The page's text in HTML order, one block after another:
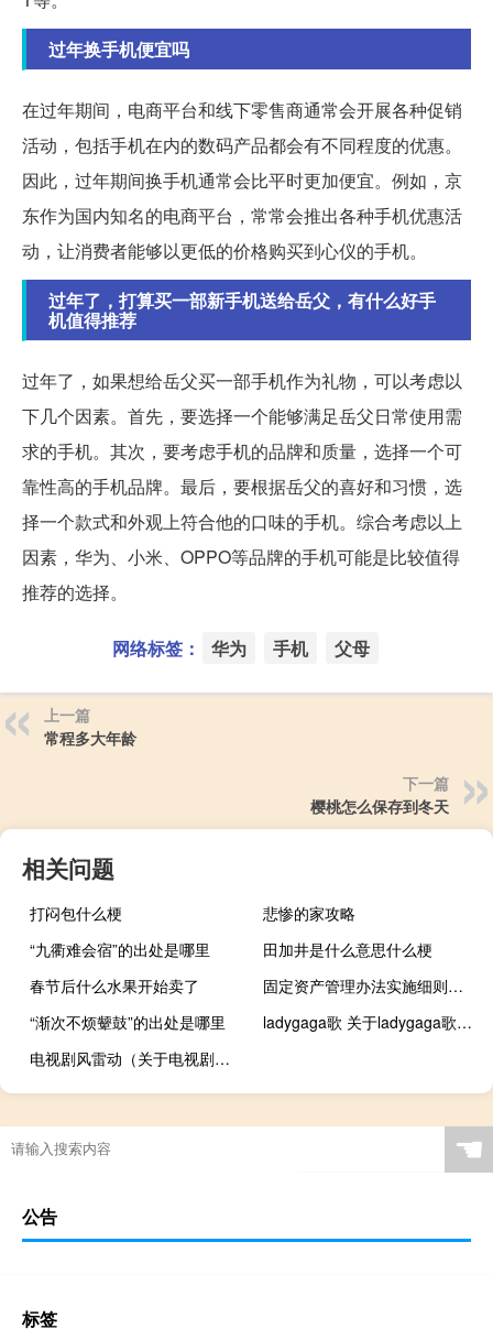
过年换手机便宜吗
在过年期间，电商平台和线下零售商通常会开展各种促销
活动，包括手机在内的数码产品都会有不同程度的优惠。
因此，过年期间换手机通常会比平时更加便宜。例如，京
东作为国内知名的电商平台，常常会推出各种手机优惠活
动，让消费者能够以更低的价格购买到心仪的手机。
过年了，打算买一部新手机送给岳父，有什么好手
机值得推荐
过年了，如果想给岳父买一部手机作为礼物，可以考虑以
下几个因素。首先，要选择一个能够满足岳父日常使用需
求的手机。其次，要考虑手机的品牌和质量，选择一个可
靠性高的手机品牌。最后，要根据岳父的喜好和习惯，选
择一个款式和外观上符合他的口味的手机。综合考虑以上
因素，华为、小米、OPPO等品牌的手机可能是比较值得
推荐的选择。
网络标签： 华为 手机 父母
上一篇
常程多大年龄
下一篇
樱桃怎么保存到冬天
相关问题
打闷包什么梗
悲惨的家攻略
“九衢难会宿”的出处是哪里
田加井是什么意思什么梗
春节后什么水果开始卖了
固定资产管理办法实施细则解读（固定资产管理办法实施细则）
“渐次不烦颦鼓”的出处是哪里
ladygaga歌 关于ladygaga歌的介绍
电视剧风雷动（关于电视剧风雷动的介绍）
☚
公告
标签